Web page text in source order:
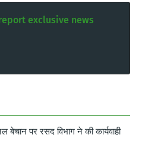
exclusive news
पर रसद विभाग ने की कार्यवाही